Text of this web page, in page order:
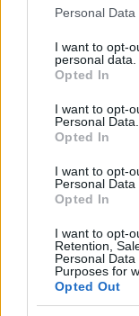
Please note that
not limited to your
grant or deny
use your data for
consent section.
Personal
I want to opt-
personal data.
Opted In
I want to opt-
Personal Data.
Opted In
I want to opt-
Personal Data
Opted In
I want to opt-
Retention,
Personal
Purposes for
Opted Out
Continua
LIFESTYLE